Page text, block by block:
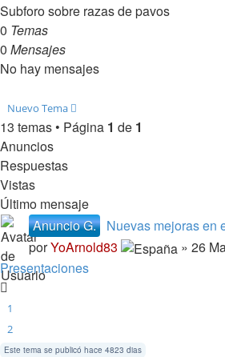
Subforo sobre razas de pavos
0 Temas
0 Mensajes
No hay mensajes
Nuevo Tema
13 temas • Página 1 de 1
Anuncios
Respuestas
Vistas
Último mensaje
Anuncio G.
Nuevas mejoras en
porYoArnold83
» 26
Presentaciones
1
2
Este tema se publicó hace 4823 dias